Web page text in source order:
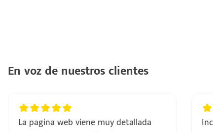
En voz de nuestros clientes
La pagina web viene muy detallada